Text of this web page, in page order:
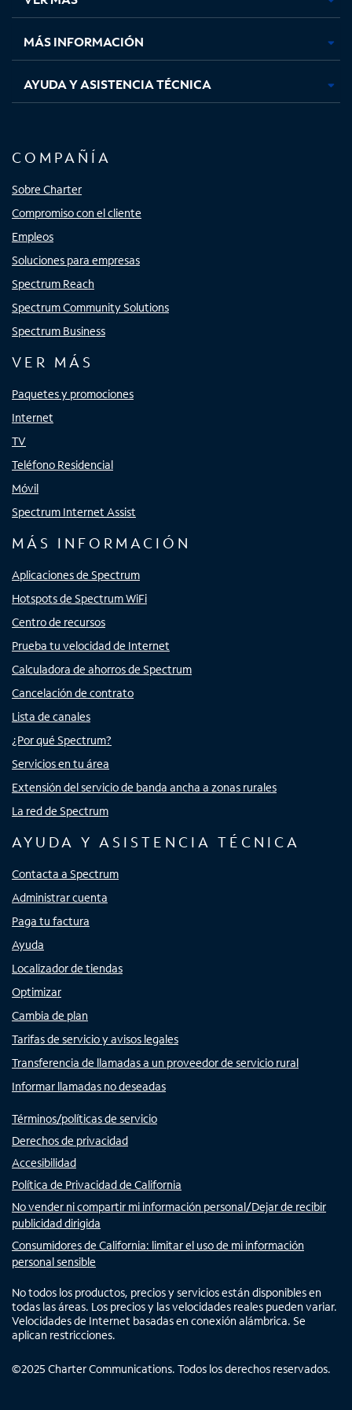
nuevanuevanuevanueva
MÁS INFORMACIÓN
AYUDA Y ASISTENCIA TÉCNICA
COMPAÑÍA
Sobre Charter
Compromiso con el cliente
Empleos
Soluciones para empresas
Spectrum Reach
Spectrum Community Solutions
Spectrum Business
VER MÁS
Paquetes y promociones
Internet
TV
Teléfono Residencial
Móvil
Spectrum Internet Assist
MÁS INFORMACIÓN
Aplicaciones de Spectrum
Hotspots de Spectrum WiFi
Centro de recursos
Prueba tu velocidad de Internet
Calculadora de ahorros de Spectrum
Cancelación de contrato
Lista de canales
¿Por qué Spectrum?
Servicios en tu área
Extensión del servicio de banda ancha a zonas rurales
La red de Spectrum
AYUDA Y ASISTENCIA TÉCNICA
Contacta a Spectrum
Administrar cuenta
Paga tu factura
Ayuda
Localizador de tiendas
Optimizar
Cambia de plan
Tarifas de servicio y avisos legales
Transferencia de llamadas a un proveedor de servicio rural
Informar llamadas no deseadas
Términos/políticas de servicio
Derechos de privacidad
Accesibilidad
Política de Privacidad de California
No vender ni compartir mi información personal/Dejar de recibir
publicidad dirigida
Consumidores de California: limitar el uso de mi información
personal sensible
No todos los productos, precios y servicios están disponibles en
todas las áreas. Los precios y las velocidades reales pueden variar.
Velocidades de Internet basadas en conexión alámbrica. Se
aplican restricciones.
©2025 Charter Communications. Todos los derechos reservados.